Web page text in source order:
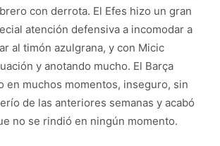
con derrota. El Efes hizo un gran
atención defensiva a incomodar a
al timón azulgrana, y con Micic
y anotando mucho. El Barça
en muchos momentos, inseguro, sin
de las anteriores semanas y acabó
no se rindió en ningún momento.